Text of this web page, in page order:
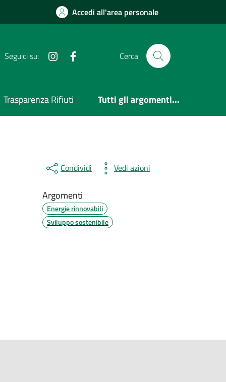
Accedi all'area personale
Seguici su: Instagram Cerca
Trasparenza Rifiuti Tutti gli argomenti...
Condividi Vedi azioni
Argomenti
Energie rinnovabili
Sviluppo sostenibile